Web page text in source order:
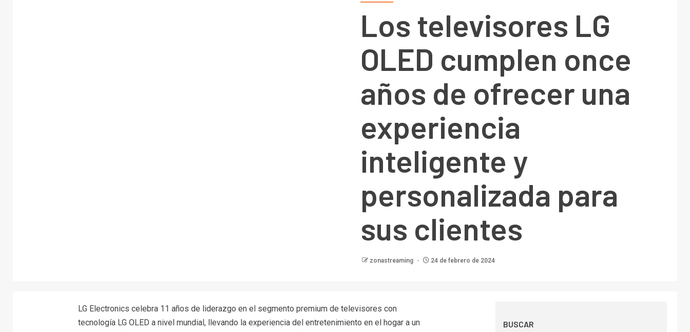
Los televisores LG
OLED cumplen once
años de ofrecer una
experiencia
inteligente y
personalizada para
sus clientes
zonastreaming 24 de febrero de 2024
LG Electronics celebra 11 años de liderazgo en el segmento premium de televisores con
tecnología LG OLED a nivel mundial, llevando la experiencia del entretenimiento en el hogar a un
BUSCAR